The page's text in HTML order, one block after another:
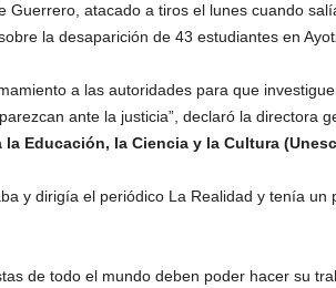
Guerrero, atacado a tiros el lunes cuando
la desaparición de 43 estudiantes en
a las autoridades para que
ante la justicia”, declaró la directora
la Educación, la Ciencia y la Cultura
y dirigía el periódico La Realidad y tenía un
de todo el mundo deben poder hacer su